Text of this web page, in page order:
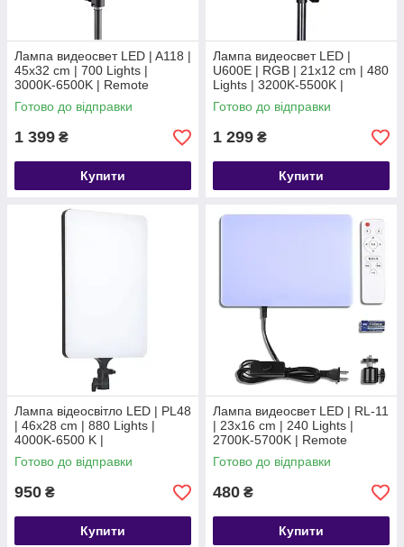
Лампа видеосвет LED | A118 |
45х32 cm | 700 Lights |
3000K-6500K | Remote
Готово до відправки
1 399 ₴
Купити
Лампа видеосвет LED |
U600E | RGB | 21х12 cm | 480
Lights | 3200K-5500K |
Remote
Готово до відправки
1 299 ₴
Купити
Лампа відеосвітло LED | PL48
| 46x28 cm | 880 Lights |
4000K-6500 K |
Готово до відправки
950 ₴
Купити
Лампа видеосвет LED | RL-11
| 23x16 cm | 240 Lights |
2700K-5700K | Remote
Готово до відправки
480 ₴
Купити